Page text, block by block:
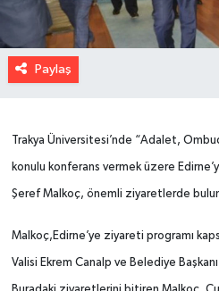
Paylaş
Trakya Üniversitesi’nde “Adalet,
konulu konferans vermek üzere
Şeref Malkoç, önemli ziyaretlerde
Malkoç,Edirne’ye ziyareti programı
Valisi Ekrem Canalp ve Belediye